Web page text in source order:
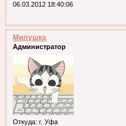
06.03.2012 18:40:06
Милушка
Администратор
Откуда: г. Уфа